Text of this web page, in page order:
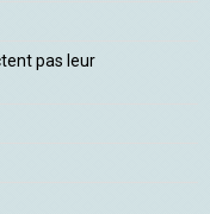
pas leur